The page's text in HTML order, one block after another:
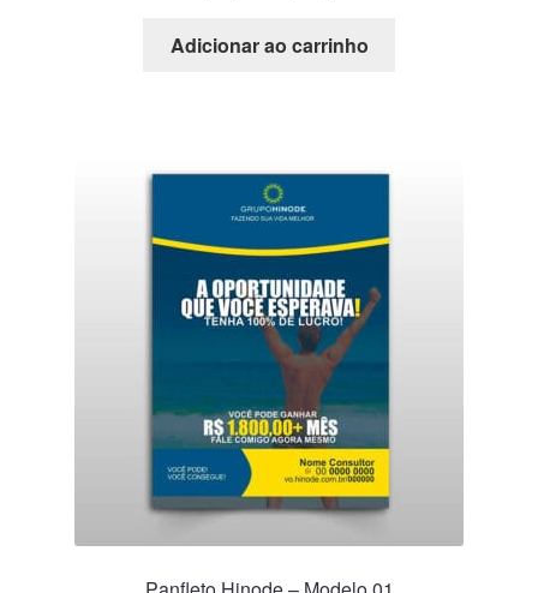
Adicionar ao carrinho